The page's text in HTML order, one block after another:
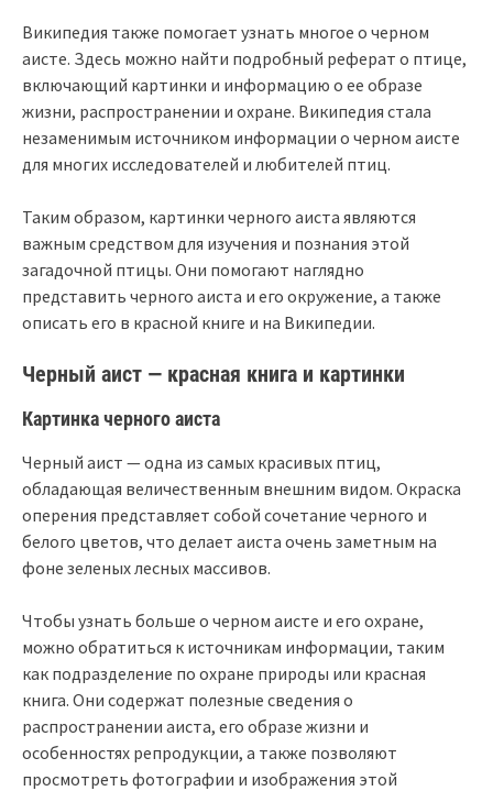
Википедия также помогает узнать многое о черном
аисте. Здесь можно найти подробный реферат о птице,
включающий картинки и информацию о ее образе
жизни, распространении и охране. Википедия стала
незаменимым источником информации о черном аисте
для многих исследователей и любителей птиц.
Таким образом, картинки черного аиста являются
важным средством для изучения и познания этой
загадочной птицы. Они помогают наглядно
представить черного аиста и его окружение, а также
описать его в красной книге и на Википедии.
Черный аист — красная книга и картинки
Картинка черного аиста
Черный аист — одна из самых красивых птиц,
обладающая величественным внешним видом. Окраска
оперения представляет собой сочетание черного и
белого цветов, что делает аиста очень заметным на
фоне зеленых лесных массивов.
Чтобы узнать больше о черном аисте и его охране,
можно обратиться к источникам информации, таким
как подразделение по охране природы или красная
книга. Они содержат полезные сведения о
распространении аиста, его образе жизни и
особенностях репродукции, а также позволяют
просмотреть фотографии и изображения этой